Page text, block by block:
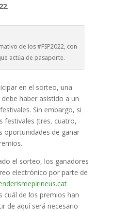
.
de los #FSP2022, con
actúa de pasaporte.
en el sorteo, una
haber asistido a un
Sin embargo, si
festivales (tres, cuatro,
oportunidades de ganar
el sorteo, los ganadores
electrónico por parte de
cuál de los premios han
de aquí será necesario